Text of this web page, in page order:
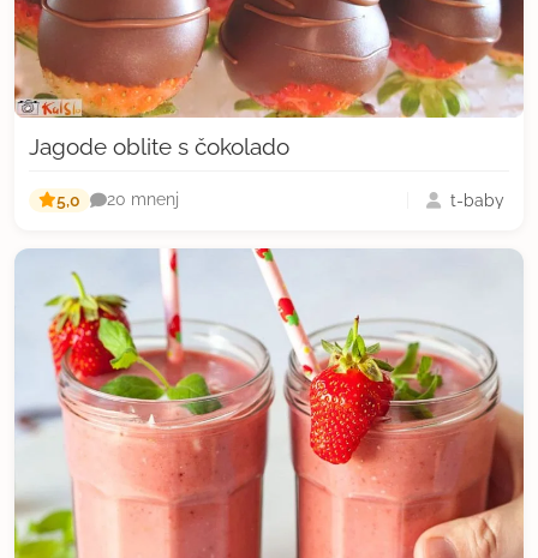
Jagode oblite s čokolado
5,0 20 mnenj t-baby